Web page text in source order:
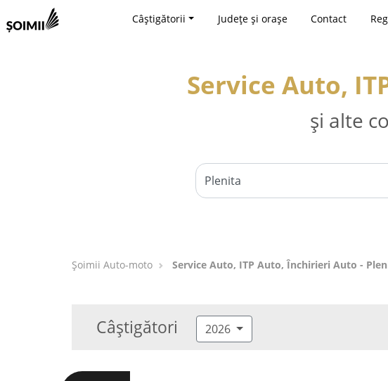
Câștigătorii Județe și orașe Contact
Service Auto,
și alte
Șoimii Auto-moto Service Auto, ITP Auto, Închirieri Auto -
Câștigători 2026